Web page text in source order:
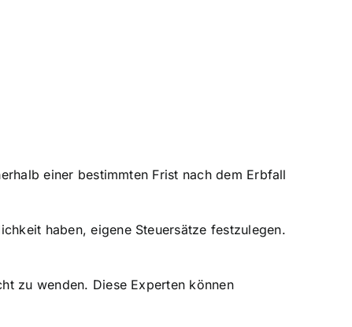
einer bestimmten Frist nach dem Erbfall
haben, eigene Steuersätze festzulegen.
zu wenden. Diese Experten können